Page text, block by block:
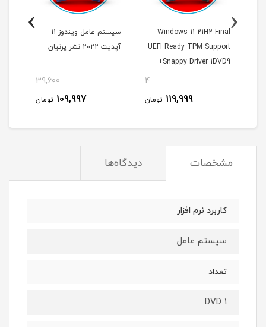
Windows 11 21H2 Final
UEFI Ready TPM Support
+Snappy Driver 1DVD9
4
119,999 تومان
سیستم عامل ویندوز 11
آپدیت 2022 نشر پرنیان
39,600
109,997 تومان
‹
›
مشخصات دیدگاه‌ها
کاربرد نرم افزار
سیستم عامل
تعداد
DVD 1